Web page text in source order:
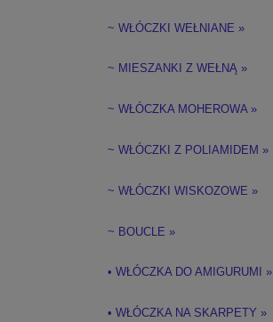
~ WŁÓCZKI WEŁNIANE »
~ MIESZANKI Z WEŁNĄ »
~ WŁÓCZKA MOHEROWA »
~ WŁÓCZKI Z POLIAMIDEM »
~ WŁÓCZKI WISKOZOWE »
~ BOUCLE »
• WŁÓCZKA DO AMIGURUMI »
• WŁÓCZKA NA SKARPETY »